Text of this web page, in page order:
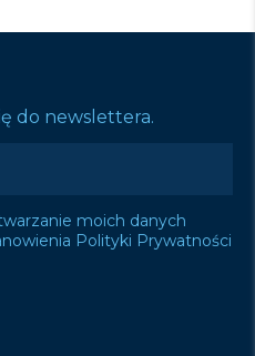
do newslettera.
moich danych
Polityki Prywatności